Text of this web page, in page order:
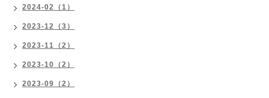
2024-02（1）
2023-12（3）
2023-11（2）
2023-10（2）
2023-09（2）